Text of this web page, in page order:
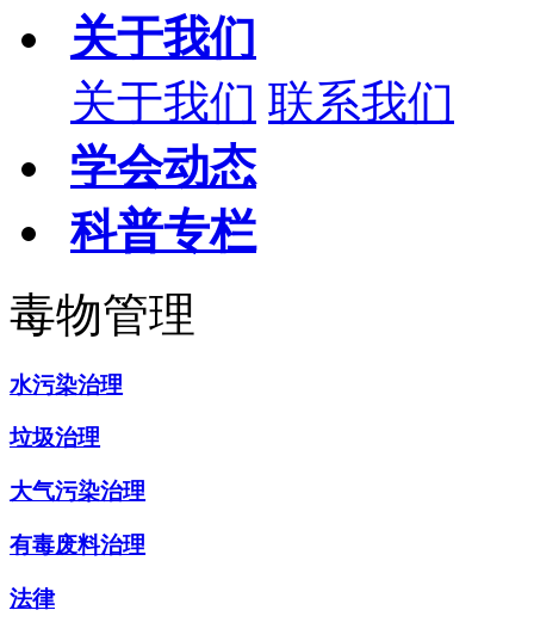
关于我们
关于我们 联系我们
学会动态
科普专栏
毒物管理
水污染治理
垃圾治理
大气污染治理
有毒废料治理
法律